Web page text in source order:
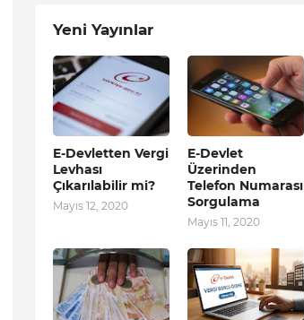
Yeni Yayınlar
E-Devletten Vergi
Levhası
Çıkarılabilir mi?
Mayıs 12, 2020
E-Devlet
Üzerinden
Telefon Numarası
Sorgulama
Mayıs 11, 2020